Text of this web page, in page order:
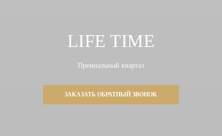
LIFE TIME
Премиальный квартал
ЗАКАЗАТЬ ОБРАТНЫЙ ЗВОНОК